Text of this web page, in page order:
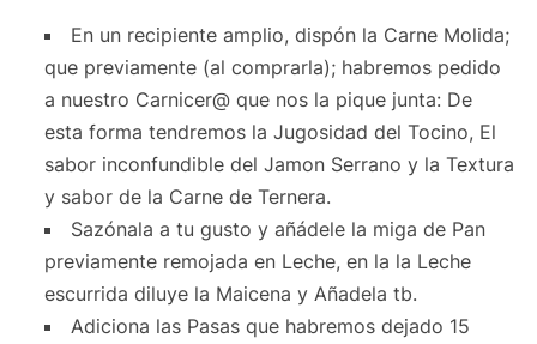
En un recipiente amplio, dispón la Carne Molida;
que previamente (al comprarla); habremos pedido
a nuestro Carnicer@ que nos la pique junta: De
esta forma tendremos la Jugosidad del Tocino, El
sabor inconfundible del Jamon Serrano y la Textura
y sabor de la Carne de Ternera.
Sazónala a tu gusto y añádele la miga de Pan
previamente remojada en Leche, en la la Leche
escurrida diluye la Maicena y Añadela tb.
Adiciona las Pasas que habremos dejado 15